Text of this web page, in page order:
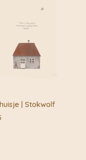
| Stokwolf